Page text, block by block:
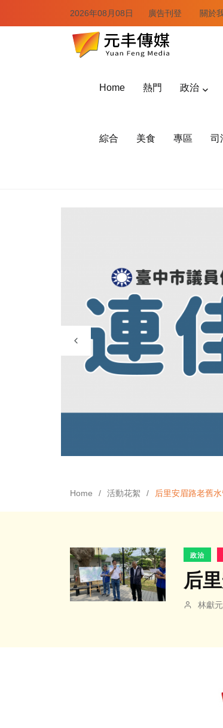
2026年08月08日 廣告刊登 關於
Home 熱門 政治
綜合 美食 專區 司
Home 活動花絮 后里安眉路老舊
政治
后
林獻元